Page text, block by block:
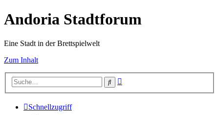
Andoria Stadtforum
Eine Stadt in der Brettspielwelt
Zum Inhalt
Suche
Schnellzugriff